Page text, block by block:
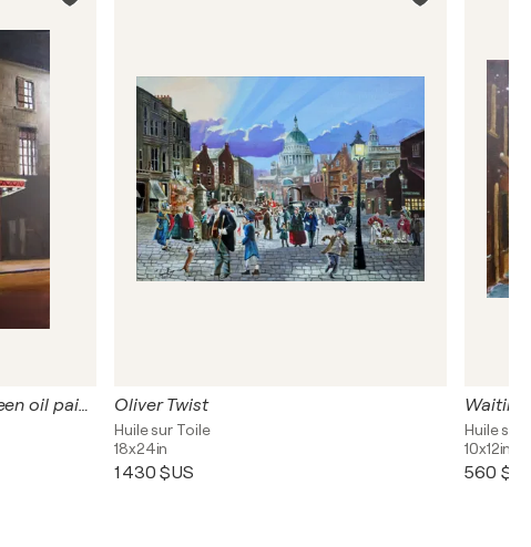
The Gaumont Cinema Aberdeen oil painting Oliver Twist
Huile sur Toile
18x24in
1 430 $US
Huile sur
10x12in
560